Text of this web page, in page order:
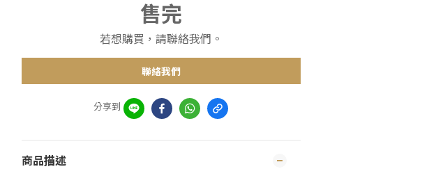
售完
若想購買，請聯絡我們。
聯絡我們
分享到
商品描述